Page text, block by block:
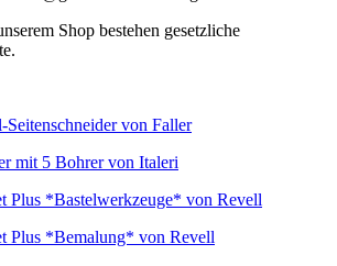
Shop bestehen gesetzliche
Seitenschneider von Faller
mit 5 Bohrer von Italeri
Plus *Bastelwerkzeuge* von Revell
Plus *Bemalung* von Revell